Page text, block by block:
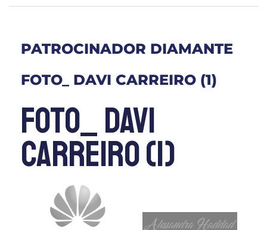
PATROCINADOR DIAMANTE
FOTO_ DAVI CARREIRO (1)
Foto_ Davi
Carreiro (1)